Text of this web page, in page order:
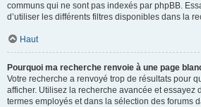
communs qui ne sont pas indexés par phpBB.
d’utiliser les différents filtres disponibles dans la
Haut
Pourquoi ma recherche renvoie à une page
Votre recherche a renvoyé trop de résultats pour
afficher. Utilisez la recherche avancée et essayez
termes employés et dans la sélection des forums